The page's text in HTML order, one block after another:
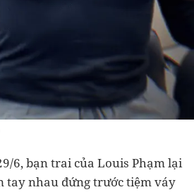
6, bạn trai của Louis Phạm lại
tay nhau đứng trước tiệm váy